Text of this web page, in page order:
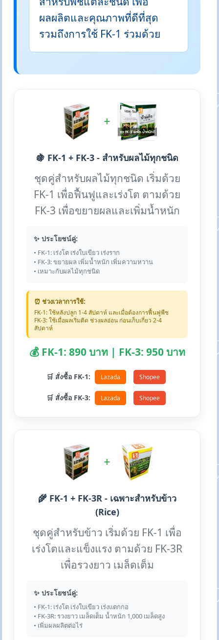
ผลผลิตและคุณภาพที่ดีที่สุด
รวมถึงการใช้ FK-1 ร่วมด้วย
+
🍇 FK-1 + FK-3 - สำหรับผลไม้ทุกชนิด
ชุดคู่สำหรับผลไม้ทุกชนิด เริ่มด้วย
FK-1 เพื่อฟื้นฟูและเร่งโต ตามด้วย
FK-3 เพื่อขยายผลและเพิ่มน้ำหนัก
✨ ประโยชน์คู่:
• FK-1: เร่งโต เร่งใบเขียว เร่งราก
• FK-3: ขยายผล เพิ่มน้ำหนัก เพิ่มความหวาน
• เหมาะกับผลไม้ทุกชนิด
⏰ ช่วงเวลาการใช้:
FK-1: ใช้หลังปลูก 1-4 สัปดาห์ และเมื่อต้องการฟื้นฟูพืช
FK-3: ใช้เมื่อผลเริ่มติด ช่วงผลอ่อน ก่อนเก็บเกี่ยว 2-4
สัปดาห์
💰 FK-1: 890 บาท | FK-3: 950 บาท
🛒 สั่งซื้อ FK-1: Lazada Shopee
🛒 สั่งซื้อ FK-3: Lazada Shopee
+
🌾 FK-1 + FK-3R - เฉพาะสำหรับข้าว
(Rice)
ชุดคู่สำหรับข้าว เริ่มด้วย FK-1 เพื่อ
เร่งโตและแข็งแรง ตามด้วย FK-3R
เพื่อรวงยาว เมล็ดเต็ม
✨ ประโยชน์คู่:
• FK-1: เร่งโต เร่งใบเขียว เร่งแตกกอ
• FK-3R: รวงยาว เมล็ดเต็ม น้ำหนัก 1,000 เมล็ดสูง
• เพิ่มผลผลิตต่อไร่